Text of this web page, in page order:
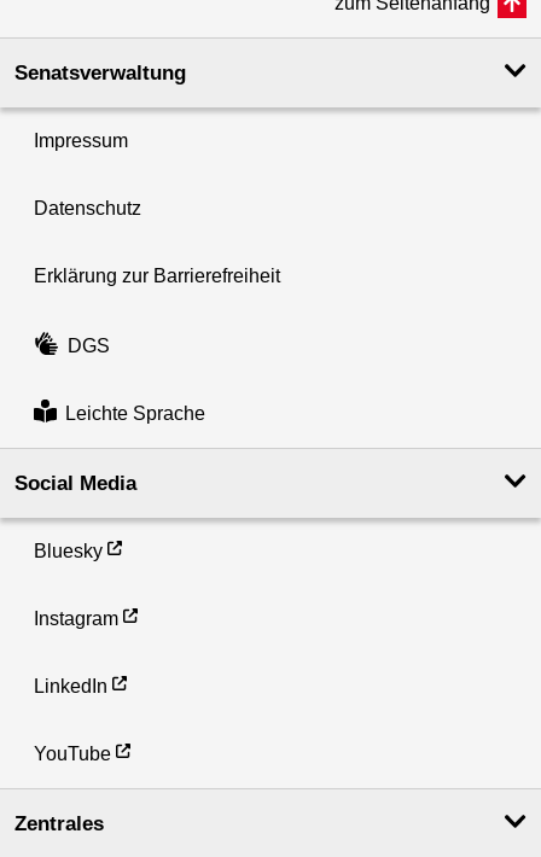
Senatsverwaltung
Impressum
Datenschutz
Erklärung zur Barrierefreiheit
DGS
Leichte Sprache
Social Media
Bluesky
Instagram
LinkedIn
YouTube
Zentrales